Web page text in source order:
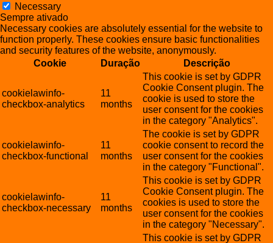
Necessary
Sempre ativado
Necessary cookies are absolutely essential for the website to
function properly. These cookies ensure basic functionalities
and security features of the website, anonymously.
Cookie
Duração Descrição
cookielawinfo-
checkbox-analytics
11
months
This cookie is set by GDPR
Cookie Consent plugin. The
cookie is used to store the
user consent for the cookies
in the category "Analytics".
cookielawinfo-
checkbox-functional
11
months
The cookie is set by GDPR
cookie consent to record the
user consent for the cookies
in the category "Functional".
cookielawinfo-
checkbox-necessary
11
months
This cookie is set by GDPR
Cookie Consent plugin. The
cookies is used to store the
user consent for the cookies
in the category "Necessary".
This cookie is set by GDPR